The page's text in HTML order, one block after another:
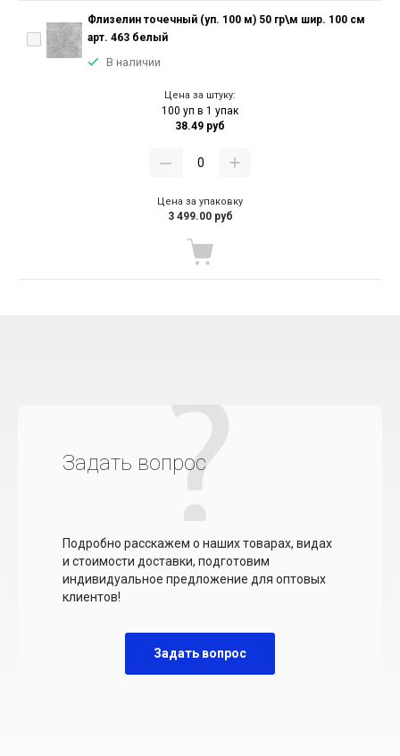
Флизелин точечный (уп. 100 м) 50 гр\м шир. 100 см
арт. 463 белый
В наличии
Цена за штуку:
100 уп в 1 упак
38.49 руб
Цена за упаковку
3 499.00 руб
Задать вопрос
Подробно расскажем о наших товарах, видах
и стоимости доставки, подготовим
индивидуальное предложение для оптовых
клиентов!
Задать вопрос